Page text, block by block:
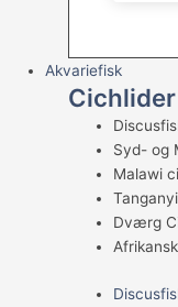
Akvariefisk
Cichlider
Syd- og
Malawi
Dværg